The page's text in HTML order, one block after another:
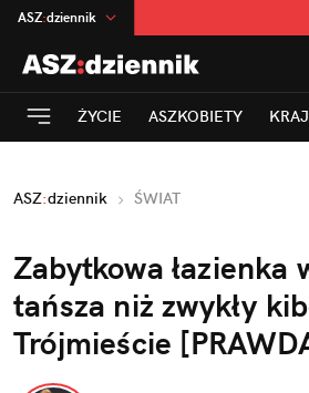
ASZ:dziennik
na:Temat
INN:Poland
mama
Rozrywka
ŻYCIE ASZKOBIETY KRAJ
ASZ:dziennik ŚWIAT
Zabytkowa łazienka
tańsza niż zwykły
Trójmieście